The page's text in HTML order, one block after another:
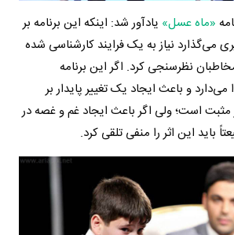
«ماه عسل» یادآور شد: اینکه این برنامه بر
می‌گذارد نیاز به یک فرایند کارشناسی شده
نظرسنجی کرد. اگر این برنامه
و باعث ایجاد یک تغییر پایدار بر
مثبت است؛ ولی اگر باعث ایجاد غم و غصه در
باید این اثر را منفی تلقی کرد.